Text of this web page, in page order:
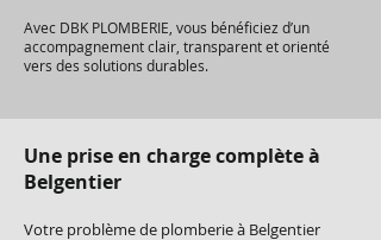
Avec DBK PLOMBERIE, vous bénéficiez d’un
accompagnement clair, transparent et orienté
vers des solutions durables.
Une prise en charge complète à
Belgentier
Votre problème de plomberie à Belgentier